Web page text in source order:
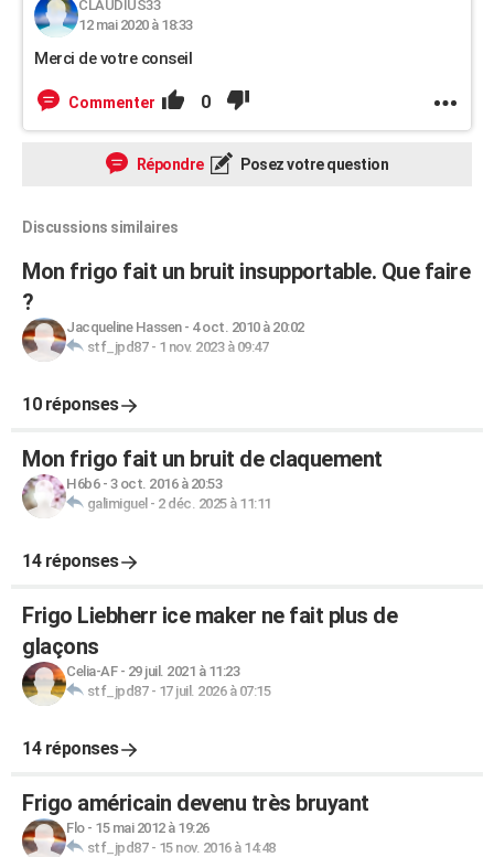
CLAUDIUS33
12 mai 2020 à 18:33
Merci de votre conseil
Commenter 0
Répondre Posez votre question
Discussions similaires
Mon frigo fait un bruit insupportable. Que faire
?
Jacqueline Hassen- 4 oct. 2010 à 20:02
stf_jpd87- 1 nov. 2023 à 09:47
10 réponses
Mon frigo fait un bruit de claquement
H6b6- 3 oct. 2016 à 20:53
galimiguel - 2 déc. 2025 à 11:11
14 réponses
Frigo Liebherr ice maker ne fait plus de
glaçons
Celia-AF- 29 juil. 2021 à 11:23
stf_jpd87- 17 juil. 2026 à 07:15
14 réponses
Frigo américain devenu très bruyant
Flo- 15 mai 2012 à 19:26
stf_jpd87- 15 nov. 2016 à 14:48